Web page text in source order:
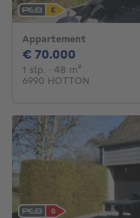
Appartement
€ 70.000
1 slp. 1 slaapkamer
· 48 m²
6990 HOTTON